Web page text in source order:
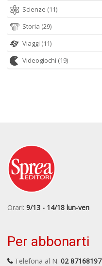
Scienze (11)
Storia (29)
Viaggi (11)
Videogiochi (19)
Orari: 9/13 - 14/18 lun-ven
Per abbonarti
Telefona al N. 02 87168197